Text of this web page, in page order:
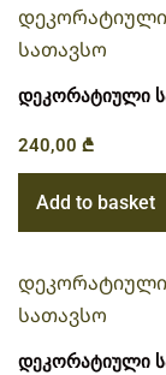
დეკორატიული
240,00 ₾
Add to basket
დეკორატიული